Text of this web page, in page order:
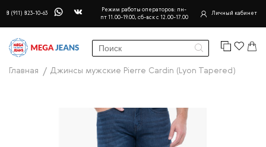
8 (911) 823-10-63
Режим работы операторов: пн-
пт 11.00-19.00, сб-вск с 12.00-17.00
Личный кабинет
Главная Джинсы мужские Pierre Cardin (Lyon Tapered)